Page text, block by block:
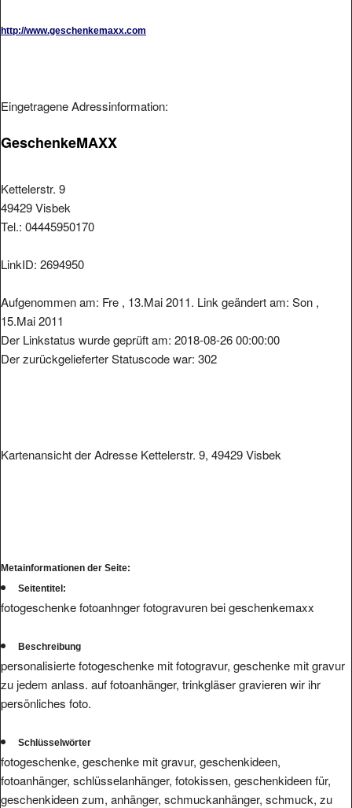
http://www.geschenkemaxx.com
Eingetragene Adressinformation:
GeschenkeMAXX
Kettelerstr. 9
49429 Visbek
Tel.: 04445950170
LinkID: 2694950
Aufgenommen am: Fre , 13.Mai 2011. Link geändert am: Son ,
15.Mai 2011
Der Linkstatus wurde geprüft am: 2018-08-26 00:00:00
Der zurückgelieferter Statuscode war: 302
Kartenansicht der Adresse Kettelerstr. 9, 49429 Visbek
Metainformationen der Seite:
Seitentitel:
fotogeschenke fotoanhnger fotogravuren bei geschenkemaxx
Beschreibung
personalisierte fotogeschenke mit fotogravur, geschenke mit gravur
zu jedem anlass. auf fotoanhänger, trinkgläser gravieren wir ihr
persönliches foto.
Schlüsselwörter
fotogeschenke, geschenke mit gravur, geschenkideen,
fotoanhänger, schlüsselanhänger, fotokissen, geschenkideen für,
geschenkideen zum, anhänger, schmuckanhänger, schmuck, zu